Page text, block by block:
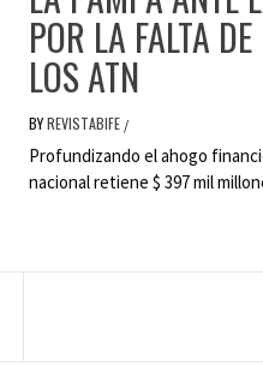
POR LA FALTA
LOS ATN
BYREVISTABIFE /
Profundizando el ahogo
nacional retiene $ 397 mil